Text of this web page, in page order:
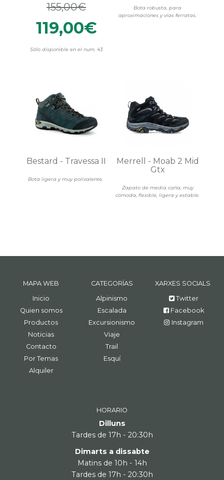
Sólo disponible en el num. 43
155,00€
119,00€
Bota robusta, para
aproximaciones y vías ferratas.
Bota ligera y muy polivalente.
Bestard - Travessa II
Zapato de media caña, muy
cómoda, flexible, ligera y estable.
Merrell - Moab 2 Mid
Gtx
MAPA WEB
Inicio
Quien somos
Productos
Noticias
Contacto
Por Temas
Alquiler
CATEGORÍAS
Alpinismo
Escalada
Excursionismo
Viaje
Trail
Esquí
XARXES SOCIALS
Twitter
Facebook
Instagram
HORARIO
Dilluns
Tardes de 17h - 20:30h
Dimarts a dissabte
Matins de 10h - 14h
Tardes de 17h - 20:30h